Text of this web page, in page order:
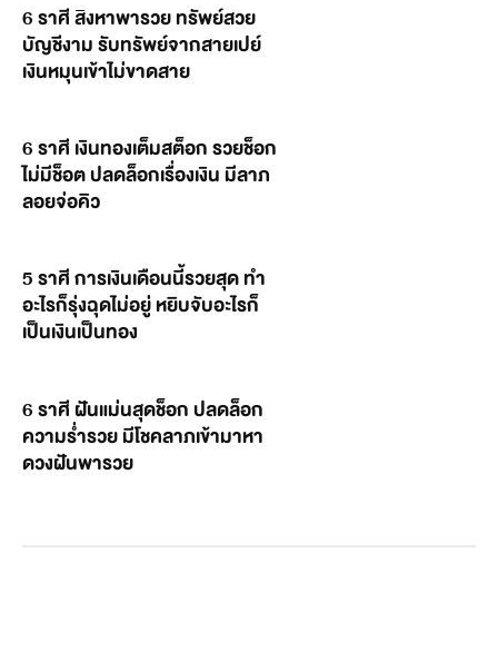
6 ราศี สิงหาพารวย ทรัพย์สวย
บัญชีงาม รับทรัพย์จากสายเปย์
เงินหมุนเข้าไม่ขาดสาย
6 ราศี เงินทองเต็มสต็อก รวยช็อก
ไม่มีช็อต ปลดล็อกเรื่องเงิน มีลาภ
ลอยจ่อคิว
5 ราศี การเงินเดือนนี้รวยสุด ทำ
อะไรก็รุ่งฉุดไม่อยู่ หยิบจับอะไรก็
เป็นเงินเป็นทอง
6 ราศี ฝันแม่นสุดช็อก ปลดล็อก
ความร่ำรวย มีโชคลาภเข้ามาหา
ดวงฝันพารวย